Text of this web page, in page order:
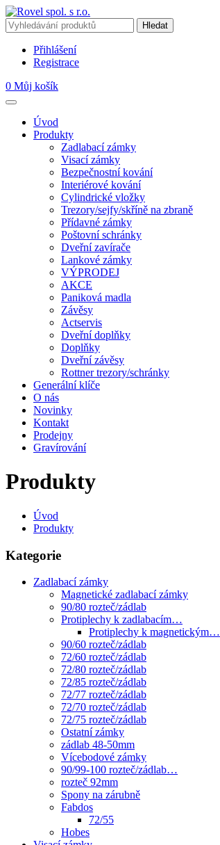
Přihlášení
Registrace
0 Můj košík
Úvod
Produkty
Zadlabací zámky
Visací zámky
Bezpečnostní kování
Interiérové kování
Cylindrické vložky
Trezory/sejfy/skříně na zbraně
Přídavné zámky
Poštovní schránky
Dveřní zavírače
Lankové zámky
VÝPRODEJ
AKCE
Paniková madla
Závěsy
Actservis
Dveřní doplňky
Doplňky
Dveřní závěsy
Rottner trezory/schránky
Generální klíče
O nás
Novinky
Kontakt
Prodejny
Gravírování
Produkty
Úvod
Produkty
Kategorie
Zadlabací zámky
Magnetické zadlabací zámky
90/80 rozteč/zádlab
Protiplechy k zadlabacím…
Protiplechy k magnetickým…
90/60 rozteč/zádlab
72/60 rozteč/zádlab
72/80 rozteč/zádlab
72/85 rozteč/zádlab
72/77 rozteč/zádlab
72/70 rozteč/zádlab
72/75 rozteč/zádlab
Ostatní zámky
zádlab 48-50mm
Vícebodové zámky
90/99-100 rozteč/zádlab…
rozteč 92mm
Spony na zárubně
Fabdos
72/55
Hobes